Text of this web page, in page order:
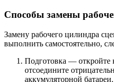
Способы замены
Замену рабочего цилиндра
выполнить самостоятельно,
Подготовка — откройте
отсоедините
аккумуляторной